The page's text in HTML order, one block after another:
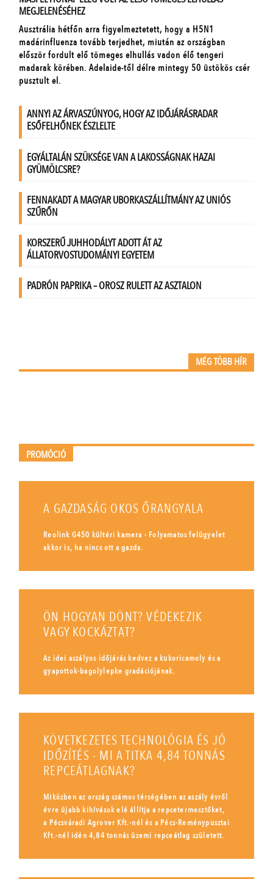
MÉG TÖBB HÍR
PROMÓCIÓ
A GAZDASÁG OKOS ŐRANGYALA
Reolink G450 kültéri kamera - Folyamatos felügyelet
akkor is, ha nincs ott a gazda.
ÖN HOGYAN DÖNT? VÉDEKEZIK
VAGY KOCKÁZTAT?
Az idei aszályos időjárás kedvez a kukoricamoly és a
gyapottok-bagolylepke gradációjának.
KÖVETKEZETES TECHNOLÓGIA ÉS JÓ
IDŐZÍTÉS - MI A TITKA 4,84 TONNÁS
REPCEÁTLAGNAK?
Miközben az ország számos térségében az aszály évről
évre újabb kihívások elé állítja a repcetermesztőket,
a Pécsváradi Agrover Kft.-nél és a Pécs-Reménypusztai
Kft.-nél idén 4,84 tonnás üzemi repceátlag született.